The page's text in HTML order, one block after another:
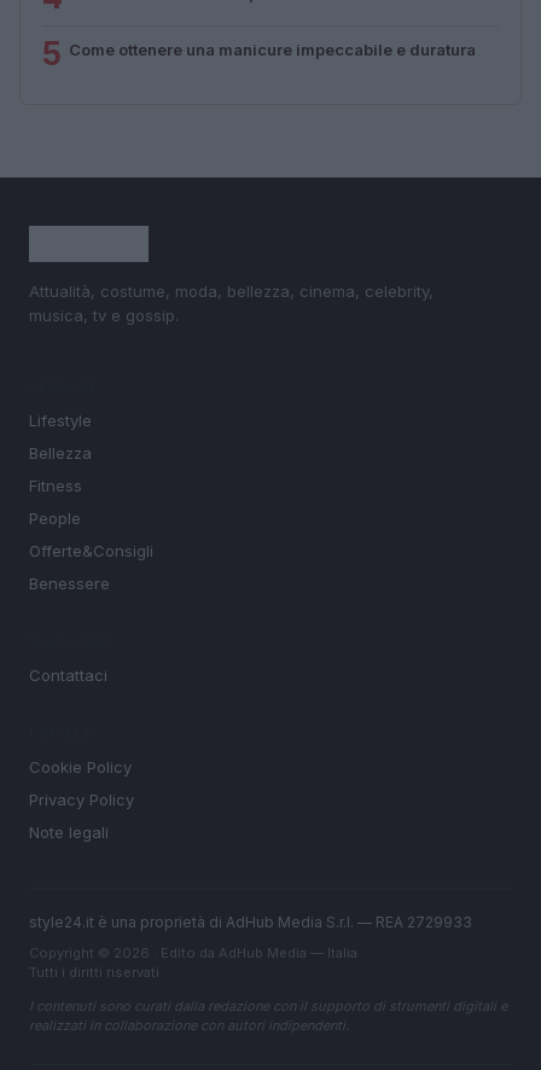
5 Come ottenere una manicure impeccabile e duratura
Attualità, costume, moda, bellezza, cinema, celebrity,
musica, tv e gossip.
Lifestyle
Bellezza
Fitness
People
Offerte&Consigli
Benessere
Contattaci
Cookie Policy
Privacy Policy
Note legali
style24.it è una proprietà di AdHub Media S.r.l. — REA 2729933
Copyright © 2026 · Edito da AdHub Media — Italia
Tutti i diritti riservati
I contenuti sono curati dalla redazione con il supporto di strumenti digitali e
realizzati in collaborazione con autori indipendenti.